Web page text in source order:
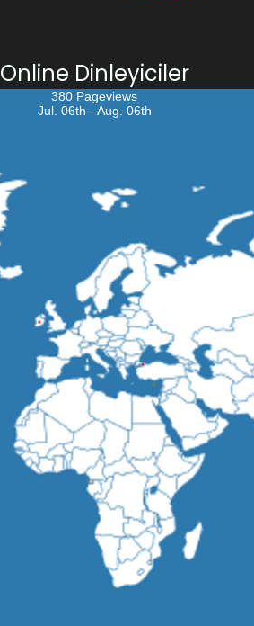
Online Dinleyiciler
380 Pageviews
Jul. 06th - Aug. 06th